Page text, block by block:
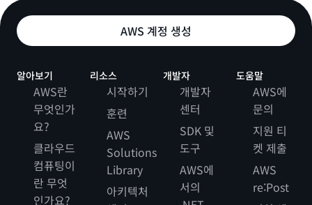
AWS 계정 생성
알아보기
AWS란
무엇인가
요?
클라우드
컴퓨팅이
란 무엇
인가요?
리소스
시작하기
훈련
AWS
Solutions
Library
아키텍처
개발자
개발자
센터
SDK 및
도구
AWS에
서의
도움말
AWS에
문의
지원 티
켓 제출
AWS
re:Post